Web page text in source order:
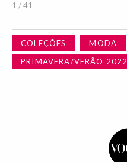
1 / 41
COLEÇÕES
MODA
PRIMAVERA/VERÃO 2022